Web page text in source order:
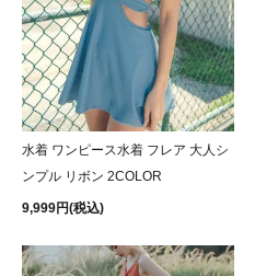
水着 ワンピース水着 フレア 大人シ
ンプル リボン 2COLOR
9,999円(税込)